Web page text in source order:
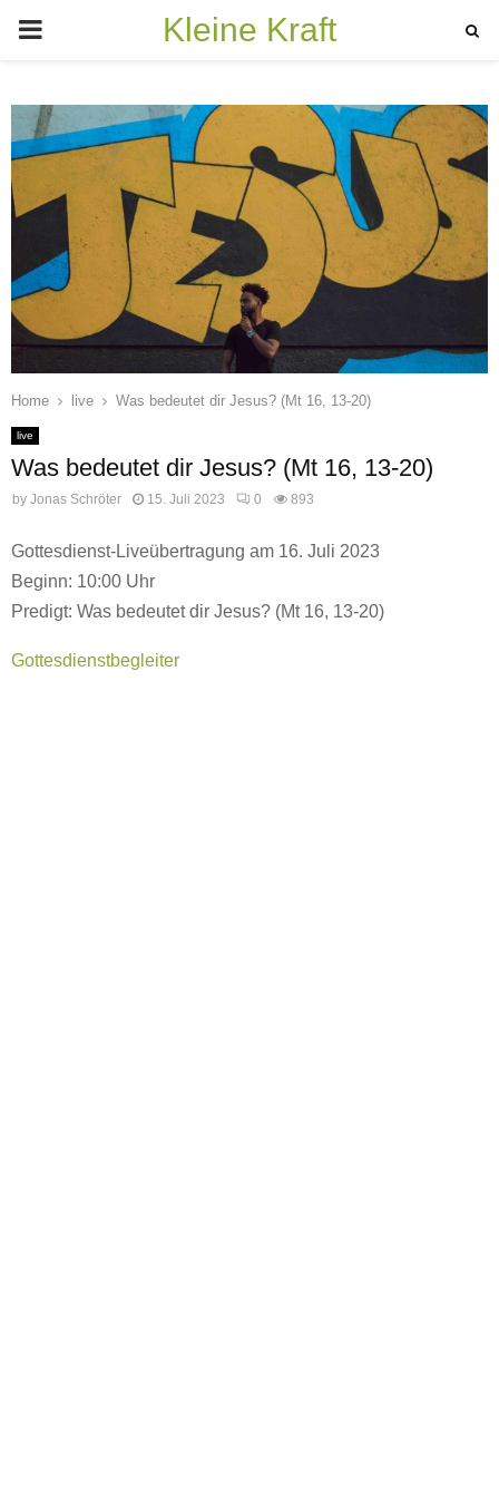
PRIMARY
Kleine Kraft
Home live Was bedeutet dir Jesus? (Mt 16, 13-20)
live
Was bedeutet dir Jesus? (Mt 16, 13-20)
by Jonas Schröter 15. Juli 2023 0 893
Gottesdienst-Liveübertragung am 16. Juli 2023
Beginn: 10:00 Uhr
Predigt: Was bedeutet dir Jesus? (Mt 16, 13-20)
Gottesdienstbegleiter